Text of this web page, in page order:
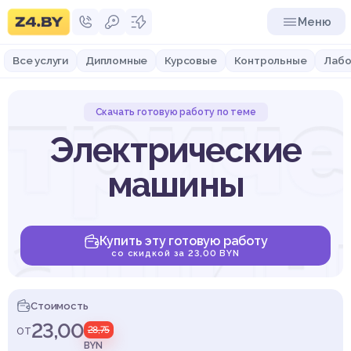
Меню
Все услуги Дипломные Курсовые Контрольные
Скачать готовую работу по теме
Электрические
машины
Купить эту готовую работу
со скидкой за 23,00 BYN
Стоимость
от23,00 28,75
BYN